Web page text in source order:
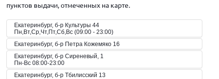
пунктов выдачи, отмеченных на карте.
Екатеринбург, б-р Культуры 44
Пн,Вт,Ср,Чт,Пт,Сб,Вс (09:00 - 23:00)
Екатеринбург, б-р Петра Кожемяко 16
Екатеринбург, б-р Сиреневый, 1
Пн-Вс 08:00-23:00
Екатеринбург, б-р Тбилисский 13